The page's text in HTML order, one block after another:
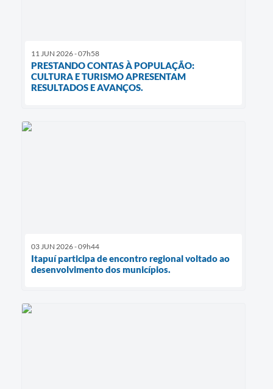
11 JUN 2026 - 07h58
PRESTANDO CONTAS À POPULAÇÃO:
CULTURA E TURISMO APRESENTAM
RESULTADOS E AVANÇOS.
03 JUN 2026 - 09h44
Itapuí participa de encontro regional voltado ao
desenvolvimento dos municípios.